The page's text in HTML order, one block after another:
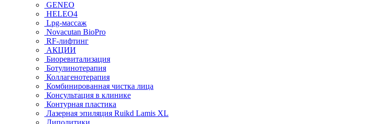
GENEO
HELEO4
Lpg-массаж
Novacutan BioPro
RF-лифтинг
АКЦИИ
Биоревитализация
Ботулинотерапия
Коллагенотерапия
Комбинированная чистка лица
Консультация в клинике
Контурная пластика
Лазерная эпиляция Ruikd Lamis XL